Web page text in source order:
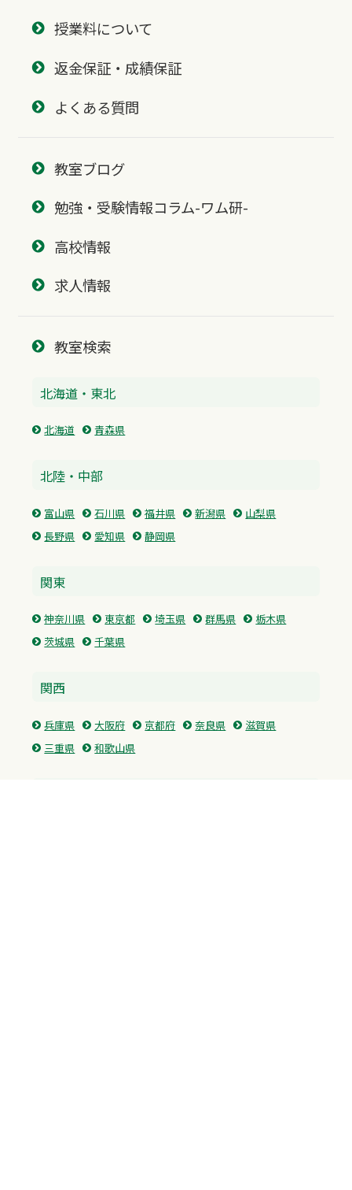
授業料について
返金保証・成績保証
よくある質問
教室ブログ
勉強・受験情報コラム-ワム研-
高校情報
求人情報
教室検索
北海道・東北
北海道 青森県
北陸・中部
富山県 石川県 福井県 新潟県
山梨県
長野県
愛知県 静岡県
関東
神奈川県 東京都 埼玉県 群馬県
栃木県
茨城県
千葉県
関西
兵庫県 大阪府 京都府 奈良県
滋賀県
三重県
和歌山県